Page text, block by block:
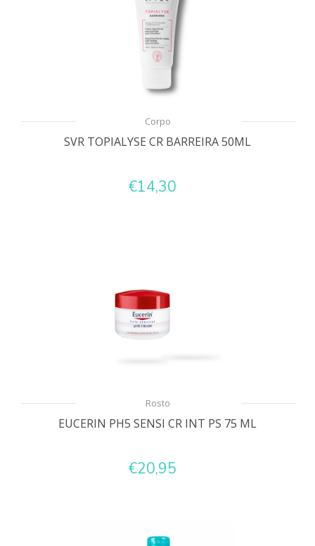
Corpo
SVR TOPIALYSE CR BARREIRA 50ML
€14,30
Rosto
EUCERIN PH5 SENSI CR INT PS 75 ML
€20,95